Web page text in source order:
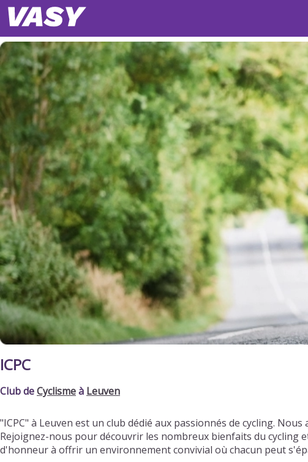
ICPC
Club deCyclismeà Leuven
"ICPC" à Leuven est un club dédié aux passionnés de cycling.
Rejoignez-nous pour découvrir les nombreux bienfaits du
d'honneur à offrir un environnement convivial où chacun peut